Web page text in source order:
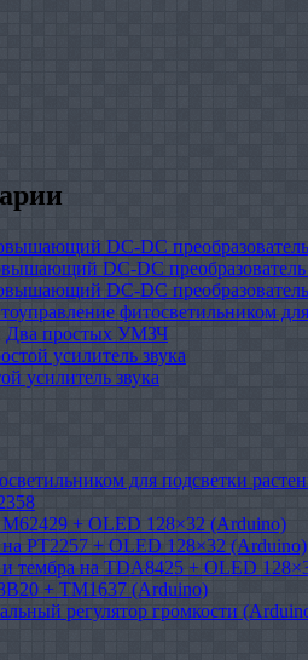
DC-DC
DC-DC
DC-DC
фитосветильником
Два простых УМЗЧ
усилитель звука
усилитель звука
для подсветки
M62429 + OLED 128×32 (Arduino)
на PT2257 + OLED 128×32 (Arduino)
и тембра на TDA8425 + OLED
+ TM1637 (Arduino)
регулятор громкости